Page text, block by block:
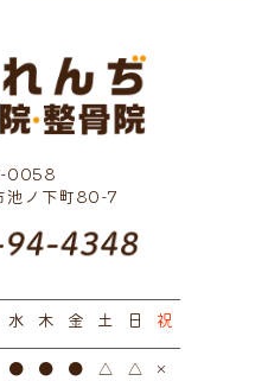
月(4)
月(1)
7月(1)
月(3)
月
(3)
月
(1)
0058
池ノ下町80-7
水 木 金 土 日 祝
● ● ● △ △ ×